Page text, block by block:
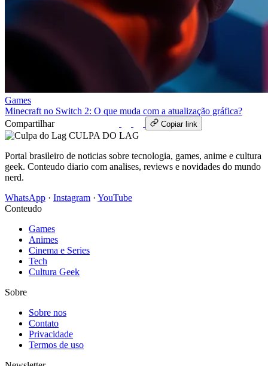
Games
Minecraft no Switch 2: O que muda com a atualização gráfica?
Compartilhar
Copiar link
CULPA DO LAG
Portal brasileiro de noticias sobre tecnologia, games, anime e cultura
geek. Conteudo diario com analises, reviews e novidades do mundo
nerd.
WhatsApp · Instagram · YouTube
Conteudo
Games
Animes
Cinema e Series
Tech
Cultura Geek
Sobre
Sobre nos
Contato
Privacidade
Termos de uso